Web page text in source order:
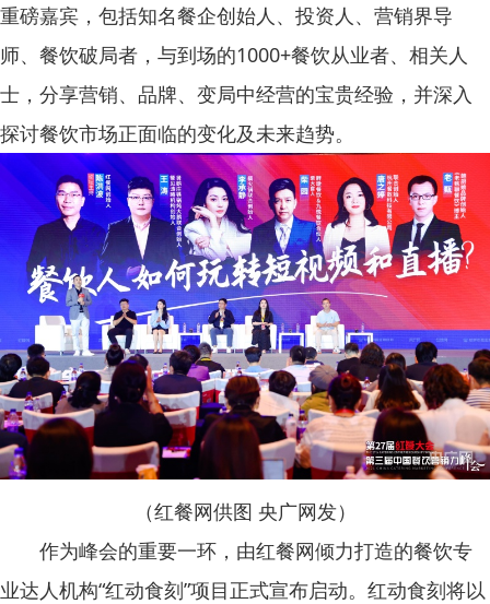
重磅嘉宾，包括知名餐企创始人、投资人、营销界导
师、餐饮破局者，与到场的1000+餐饮从业者、相关人
士，分享营销、品牌、变局中经营的宝贵经验，并深入
探讨餐饮市场正面临的变化及未来趋势。
（红餐网供图 央广网发）
作为峰会的重要一环，由红餐网倾力打造的餐饮专
业达人机构“红动食刻”项目正式宣布启动。红动食刻将以